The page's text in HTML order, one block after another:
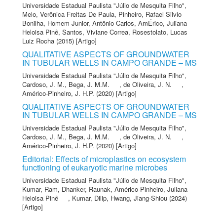
Universidade Estadual Paulista "Júlio de Mesquita Filho",
Melo, Verônica Freitas De Paula, Pinheiro, Rafael Silvio
Bonilha, Homem Junior, Antônio Carlos, AmÉrico, Juliana
Heloisa Pinê, Santos, Viviane Correa, Rosestolato, Lucas
Luiz Rocha (2015) [Artigo]
QUALITATIVE ASPECTS OF GROUNDWATER
IN TUBULAR WELLS IN CAMPO GRANDE – MS
Universidade Estadual Paulista "Júlio de Mesquita Filho",
Cardoso, J. M., Bega, J. M.M. , de Oliveira, J. N.
,
Américo-Pinheiro, J. H.P. (2020) [Artigo]
QUALITATIVE ASPECTS OF GROUNDWATER
IN TUBULAR WELLS IN CAMPO GRANDE – MS
Universidade Estadual Paulista "Júlio de Mesquita Filho",
Cardoso, J. M., Bega, J. M.M. , de Oliveira, J. N.
,
Américo-Pinheiro, J. H.P. (2020) [Artigo]
Editorial: Effects of microplastics on ecosystem
functioning of eukaryotic marine microbes
Universidade Estadual Paulista "Júlio de Mesquita Filho",
Kumar, Ram, Dhanker, Raunak, Américo-Pinheiro, Juliana
Heloisa Pinê
, Kumar, Dilip, Hwang, Jiang-Shiou (2024)
[Artigo]